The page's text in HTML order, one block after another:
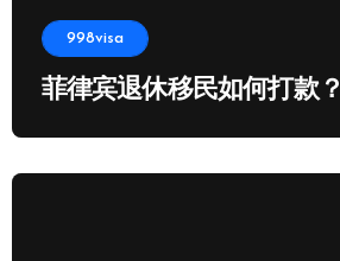
998visa
菲律宾退休移民如何打款？